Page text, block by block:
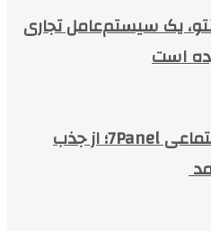
یک سیستم‌عامل تجاری
است
خدمات شبکه‌های اجتماعی 7Panel؛ از جذب